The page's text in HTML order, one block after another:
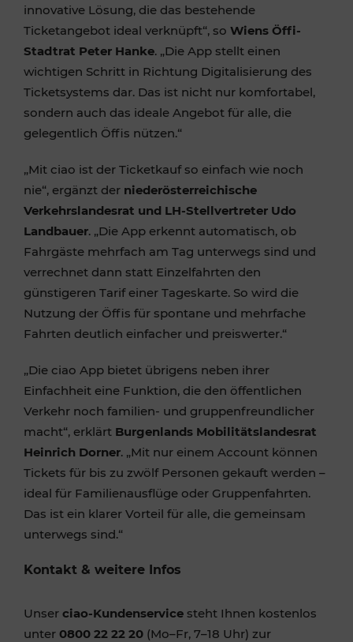
innovative Lösung, die das bestehende
Ticketangebot ideal verknüpft“, so Wiens Öffi-
Stadtrat Peter Hanke. „Die App stellt einen
wichtigen Schritt in Richtung Digitalisierung des
Ticketsystems dar. Das ist nicht nur komfortabel,
sondern auch das ideale Angebot für alle, die
gelegentlich Öffis nützen.“
„Mit ciao ist der Ticketkauf so einfach wie noch
nie“, ergänzt der niederösterreichische
Verkehrslandesrat und LH-Stellvertreter Udo
Landbauer. „Die App erkennt automatisch, ob
Fahrgäste mehrfach am Tag unterwegs sind und
verrechnet dann statt Einzelfahrten den
günstigeren Tarif einer Tageskarte. So wird die
Nutzung der Öffis für spontane und mehrfache
Fahrten deutlich einfacher und preiswerter.“
„Die ciao App bietet übrigens neben ihrer
Einfachheit eine Funktion, die den öffentlichen
Verkehr noch familien- und gruppenfreundlicher
macht“, erklärt Burgenlands Mobilitätslandesrat
Heinrich Dorner. „Mit nur einem Account können
Tickets für bis zu zwölf Personen gekauft werden –
ideal für Familienausflüge oder Gruppenfahrten.
Das ist ein klarer Vorteil für alle, die gemeinsam
unterwegs sind.“
Kontakt & weitere Infos
Unser ciao-Kundenservice steht Ihnen kostenlos
unter 0800 22 22 20 (Mo–Fr, 7–18 Uhr) zur